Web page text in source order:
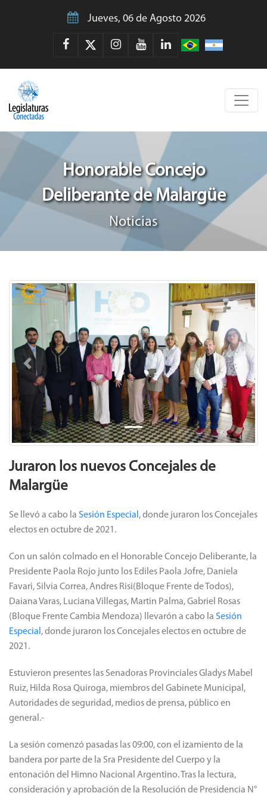
Jueves, 06 de Agosto 2026
Honorable Concejo
Deliberante de Malargüe
Noticias
Previous Next
Juraron los nuevos Concejales de
Malargüe
Se llevó a cabo la Sesión Especial, donde juraron los Concejales
electos en octubre de 2021.
Con un salón colmado en el Honorable Concejo Deliberante, la
Presidente Paola Rojo junto los Ediles Paola Jofre, Daniela
Favari, Silvia Correa, Andres Risi(Bloque Frente de Todos),
Daiana Varas, Luciana Villegas, Martin Palma, Gabriel Rosas
(Bloque Frente Cambia Mendoza) llevarón a cabo la Sesión
Especial, donde juraron los Concejales electos en octubre de
2021.
Estuvieron presentes las Senadoras Provinciales Gladys Mabel
Ruiz, Hilda Rosa Quiroga, miembros del Gabinete Municipal,
Autoridades de seguridad, medios de prensa, público en
general.-
La sesión comenzó pasadas las 09:00, con el izamiento de la
bandera por parte de la Sra Presidente del Cuerpo y la
entonación del Himno Nacional Argentino. Tras la lectura,
consideración y aprobación de la Resolución de Presidencia N°